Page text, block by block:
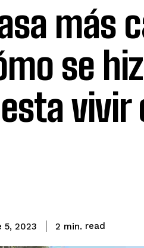
más
se
vivir
5, 2023 2 min. read